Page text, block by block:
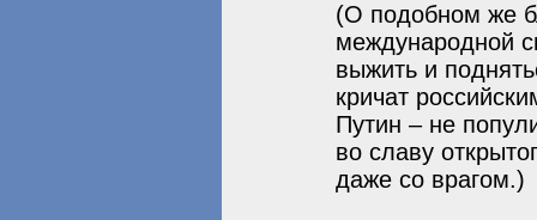
(О подобном же
международной
выжить и
кричат
Путин – не
во славу
даже со врагом.)